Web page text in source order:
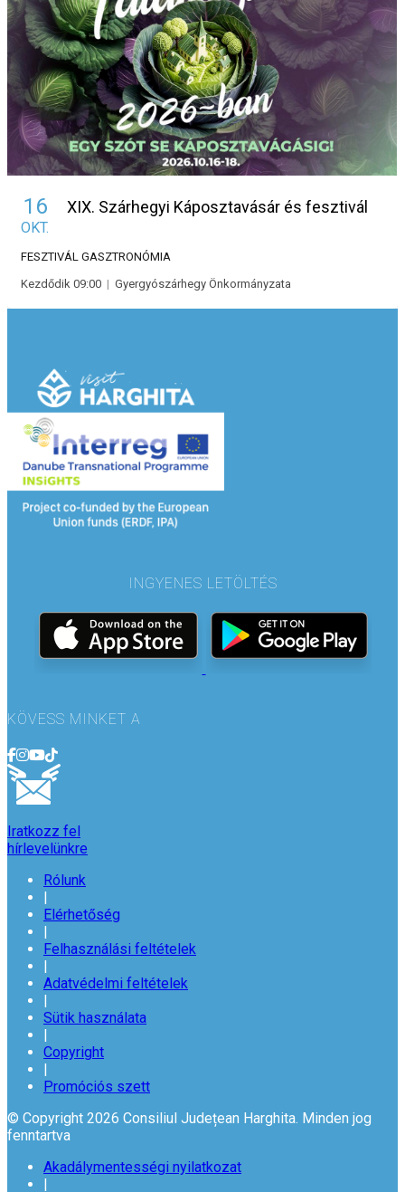
16
OKT.
XIX. Szárhegyi Káposztavásár és fesztivál
FESZTIVÁL GASZTRONÓMIA
Kezdődik 09:00 | Gyergyószárhegy Önkormányzata
INGYENES LETÖLTÉS
KÖVESS MINKET A
Iratkozz fel
hírlevelünkre
Rólunk
Elérhetőség
Felhasználási feltételek
Adatvédelmi feltételek
Sütik használata
Copyright
Promóciós szett
© Copyright 2026 Consiliul Județean Harghita. Minden jog
fenntartva
Akadálymentességi nyilatkozat